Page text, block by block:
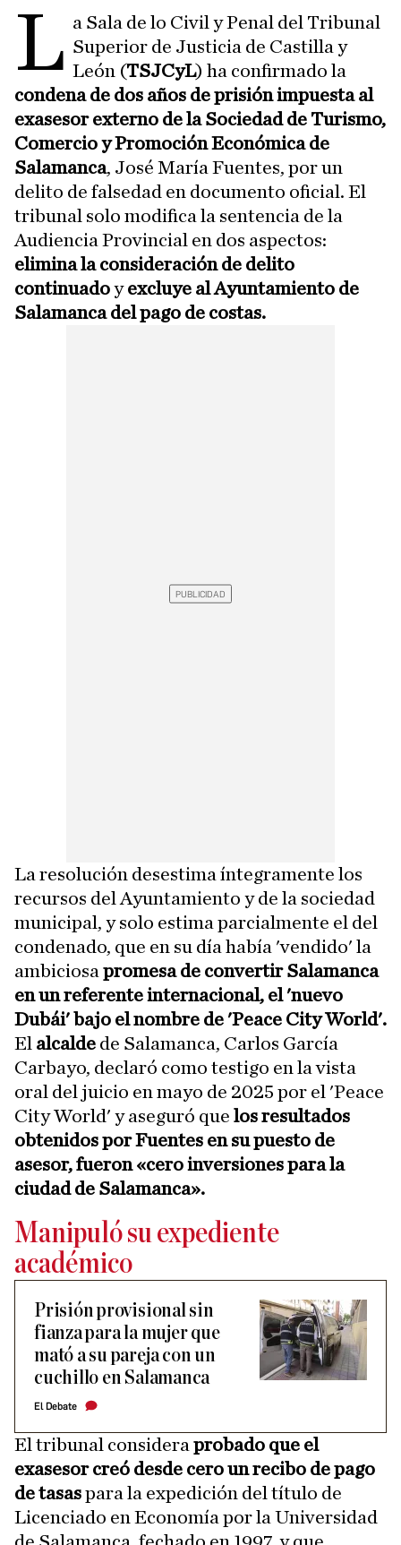
L a Sala de lo Civil y Penal del Tribunal
Superior de Justicia de Castilla y
León (TSJCyL) ha confirmado la
condena de dos años de prisión impuesta al
exasesor externo de la Sociedad de Turismo,
Comercio y Promoción Económica de
Salamanca, José María Fuentes, por un
delito de falsedad en documento oficial. El
tribunal solo modifica la sentencia de la
Audiencia Provincial en dos aspectos:
elimina la consideración de delito
continuadoyexcluye al Ayuntamiento de
Salamanca del pago de costas.
La resolución desestima íntegramente los
recursos del Ayuntamiento y de la sociedad
municipal, y solo estima parcialmente el del
condenado, que en su día había 'vendido' la
ambiciosa promesa de convertir Salamanca
en un referente internacional, el 'nuevo
Dubái' bajo el nombre de 'Peace City World'.
El alcalde de Salamanca, Carlos García
Carbayo, declaró como testigo en la vista
oral del juicio en mayo de 2025 por el 'Peace
City World' y aseguró que los resultados
obtenidos por Fuentes en su puesto de
asesor, fueron «cero inversiones para la
ciudad de Salamanca».
Manipuló su expediente
académico
Prisión provisional sin
fianza para la mujer que
mató a su pareja con un
cuchillo en Salamanca
El Debate
El tribunal considera probado que el
exasesor creó desde cero un recibo de pago
de tasaspara la expedición del título de
Licenciado en Economía por la Universidad